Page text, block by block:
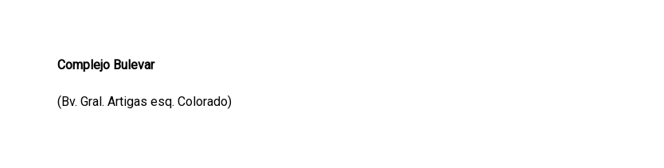
Complejo Bulevar
(Bv. Gral. Artigas esq. Colorado)